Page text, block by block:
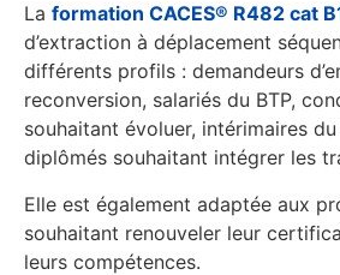
La formation CACES® R482 cat
d’extraction à déplacement
différents profils : demandeurs
reconversion, salariés du BTP,
souhaitant évoluer, intérimaires
diplômés souhaitant intégrer les
Elle est également adaptée aux
souhaitant renouveler leur
leurs compétences.